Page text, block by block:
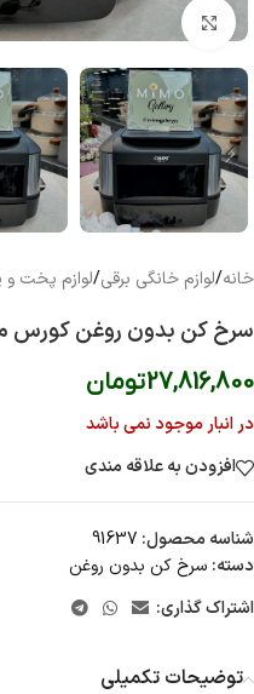
بزرگنمایی تصویر
خانه/لوازم خانگی برقی/لوازم پخت و
سرخ کن بدون روغن کورس مدل
27,816,800تومان
در انبار موجود نمی باشد
افزودن به علاقه مندی
شناسه محصول: 91637
دسته: سرخ کن بدون روغن
اشتراک گذاری:
توضیحات تکمیلی